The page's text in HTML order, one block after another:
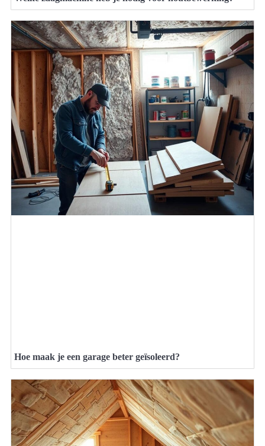
Hoe maak je een garage beter geïsoleerd?